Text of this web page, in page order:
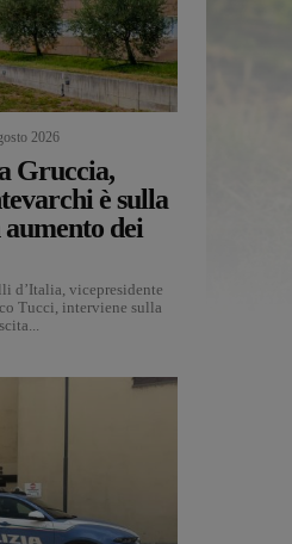
2026
Gruccia,
è sulla
dei
d’Italia, vicepresidente
Tucci, interviene sulla